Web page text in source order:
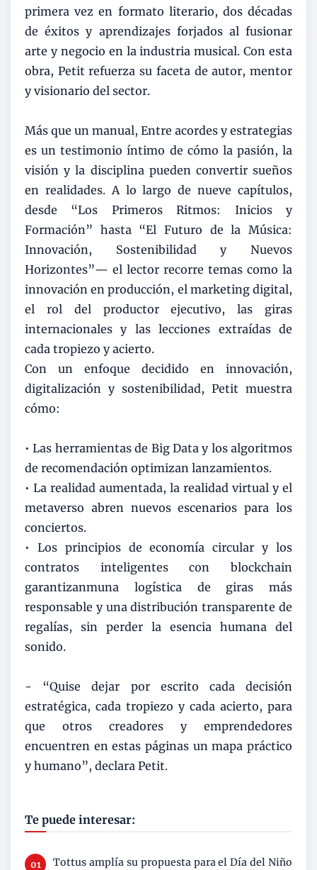
primera vez en formato literario, dos décadas
de éxitos y aprendizajes forjados al fusionar
arte y negocio en la industria musical. Con esta
obra, Petit refuerza su faceta de autor, mentor
y visionario del sector.
Más que un manual, Entre acordes y estrategias
es un testimonio íntimo de cómo la pasión, la
visión y la disciplina pueden convertir sueños
en realidades. A lo largo de nueve capítulos,
desde “Los Primeros Ritmos: Inicios y
Formación” hasta “El Futuro de la Música:
Innovación, Sostenibilidad y Nuevos
Horizontes”— el lector recorre temas como la
innovación en producción, el marketing digital,
el rol del productor ejecutivo, las giras
internacionales y las lecciones extraídas de
cada tropiezo y acierto.
Con un enfoque decidido en innovación,
digitalización y sostenibilidad, Petit muestra
cómo:
• Las herramientas de Big Data y los algoritmos
de recomendación optimizan lanzamientos.
• La realidad aumentada, la realidad virtual y el
metaverso abren nuevos escenarios para los
conciertos.
• Los principios de economía circular y los
contratos inteligentes con blockchain
garantizanmuna logística de giras más
responsable y una distribución transparente de
regalías, sin perder la esencia humana del
sonido.
- “Quise dejar por escrito cada decisión
estratégica, cada tropiezo y cada acierto, para
que otros creadores y emprendedores
encuentren en estas páginas un mapa práctico
y humano”, declara Petit.
Te puede interesar:
Tottus amplía su propuesta para el Día del Niño